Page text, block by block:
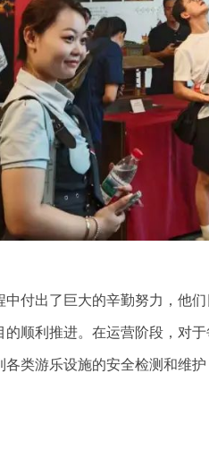
付出了巨大的辛勤努力，他
顺利推进。在运营阶段，对
类游乐设施的安全检测和维